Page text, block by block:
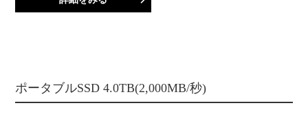
ポータブルSSD 4.0TB(2,000MB/秒)